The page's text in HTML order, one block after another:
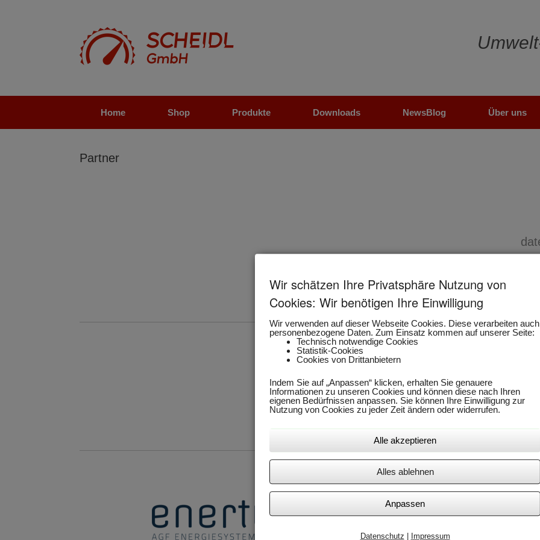
Home Shop Produkte Downloads NewsBlog Über uns
Partner
C+R
Wir schätzen Ihre Privatsphäre Nutzung von
Cookies: Wir benötigen Ihre Einwilligung
Wir verwenden auf dieser Webseite Cookies. Diese verarbeiten auch
personenbezogene Daten. Zum Einsatz kommen auf unserer Seite:
Technisch notwendige Cookies
Statistik-Cookies
Cookies von Drittanbietern
Indem Sie auf „Anpassen“ klicken, erhalten Sie genauere
Informationen zu unseren Cookies und können diese nach Ihren
eigenen Bedürfnissen anpassen. Sie können Ihre Einwilligung zur
Nutzung von Cookies zu jeder Zeit ändern oder widerrufen.
Alle akzeptieren
Alles ablehnen
Anpassen
Datenschutz Impressum